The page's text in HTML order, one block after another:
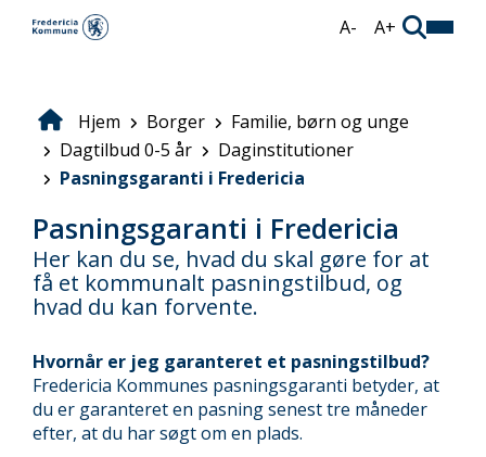
A- A+
Brødkrumme
Hjem Borger
Familie, børn og unge
Dagtilbud 0-5 år
Daginstitutioner
Pasningsgaranti i Fredericia
Pasningsgaranti i Fredericia
Her kan du se, hvad du skal gøre for at
få et kommunalt pasningstilbud, og
hvad du kan forvente.
Hvornår er jeg garanteret et pasningstilbud?
Fredericia Kommunes pasningsgaranti betyder, at
du er garanteret en pasning senest tre måneder
efter, at du har søgt om en plads.